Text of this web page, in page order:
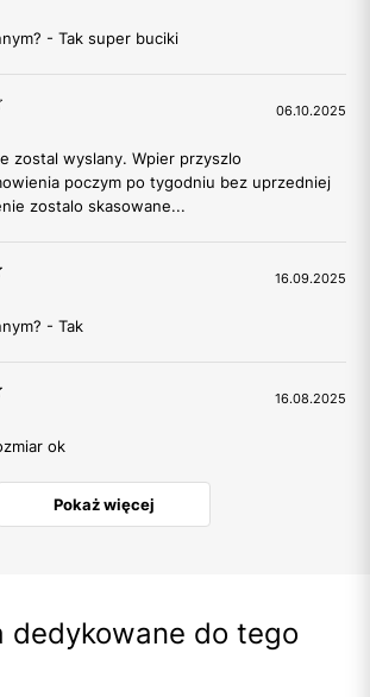
- Tak super buciki
06.10.2025
zostal wyslany. Wpier przyszlo
poczym po tygodniu bez uprzedniej
zostalo skasowane...
16.09.2025
- Tak
16.08.2025
ok
Pokaż więcej
dedykowane do tego